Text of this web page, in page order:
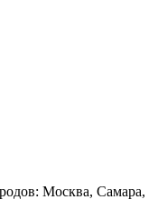
Москва, Самара,